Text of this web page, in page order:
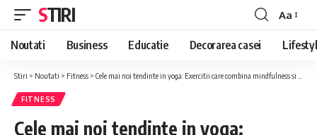
STIRI
Font
Resizer
Aa
Noutati Business Educatie Decorarea casei
Stiri > Noutati > Fitness > Cele mai noi tendinte in yoga: Exercitii care combina mindfulness si miscare
FITNESS
Cele mai noi tendinte in yoga: